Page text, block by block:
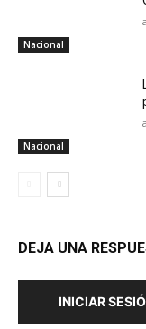
Nacional
Nacional
DEJA UNA
INICIAR